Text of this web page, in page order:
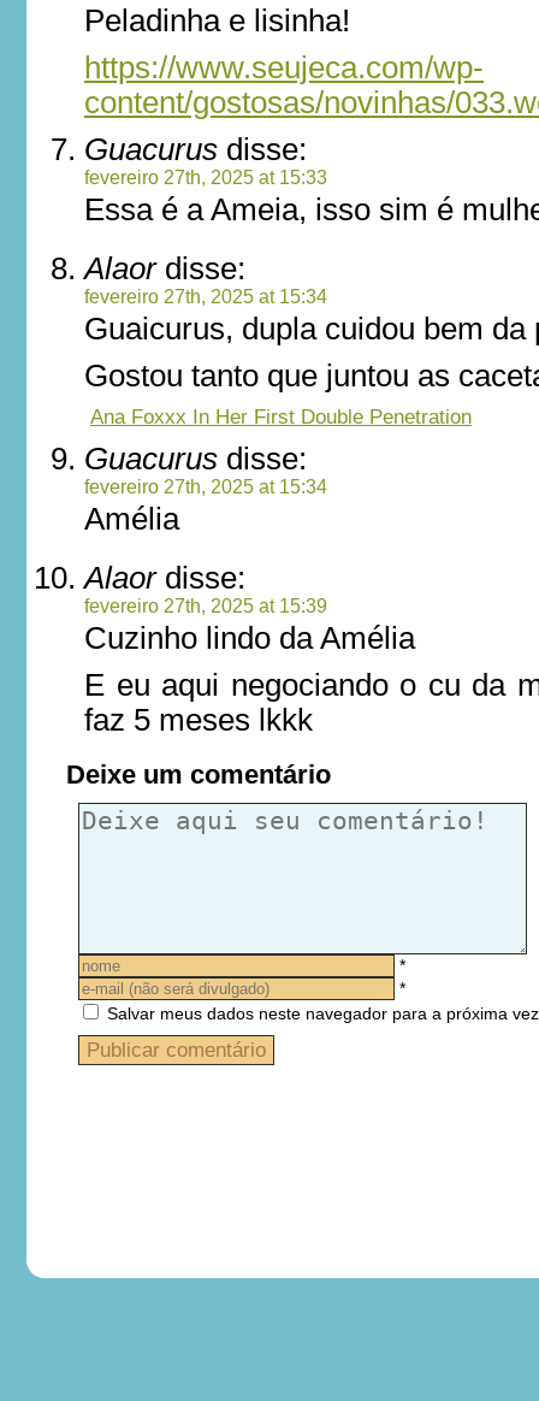
Peladinha e lisinha!
https://www.seujeca.com/wp-
content/gostosas/novinhas/
Guacurus disse:
fevereiro 27th, 2025 at 15:33
Essa é a Ameia, isso sim é
Alaordisse:
fevereiro 27th, 2025 at 15:34
Guaicurus, dupla cuidou bem da
Gostou tanto que juntou as
Ana Foxxx In Her First Double Penetration
Guacurus disse:
fevereiro 27th, 2025 at 15:34
Amélia
Alaordisse:
fevereiro 27th, 2025 at 15:39
Cuzinho lindo da Amélia
E eu aqui negociando o cu da
faz 5 meses lkkk
Deixe um comentário
*
*
Salvar meus dados neste navegador para a próxima